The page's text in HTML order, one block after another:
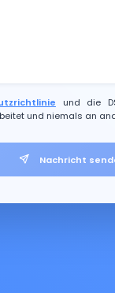
und die
und niemals an
Nachricht